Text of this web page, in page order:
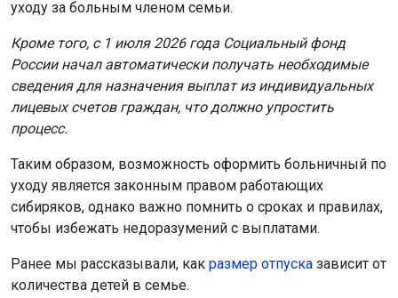
уходу за больным членом семьи.
Кроме того, с 1 июля 2026 года Социальный фонд
России начал автоматически получать необходимые
сведения для назначения выплат из индивидуальных
лицевых счетов граждан, что должно упростить
процесс.
Таким образом, возможность оформить больничный по
уходу является законным правом работающих
сибиряков, однако важно помнить о сроках и правилах,
чтобы избежать недоразумений с выплатами.
Ранее мы рассказывали, как размер отпуска зависит от
количества детей в семье.